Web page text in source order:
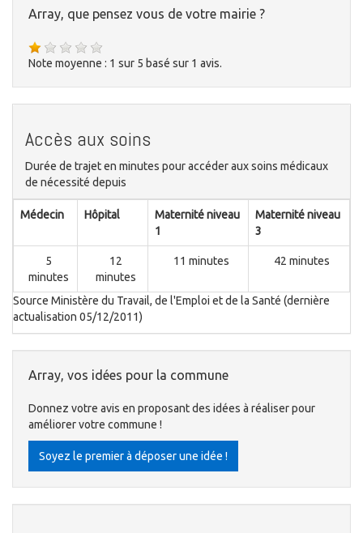
Array, que pensez vous de votre mairie ?
Note moyenne : 1 sur 5 basé sur 1 avis.
Accès aux soins
Durée de trajet en minutes pour accéder aux soins médicaux
de nécessité depuis
Médecin Hôpital
Maternité niveau
1
Maternité niveau
3
5
minutes
12
minutes
11 minutes 42 minutes
Source Ministère du Travail, de l'Emploi et de la Santé (dernière
actualisation 05/12/2011)
Array, vos idées pour la commune
Donnez votre avis en proposant des idées à réaliser pour
améliorer votre commune !
Soyez le premier à déposer une idée !